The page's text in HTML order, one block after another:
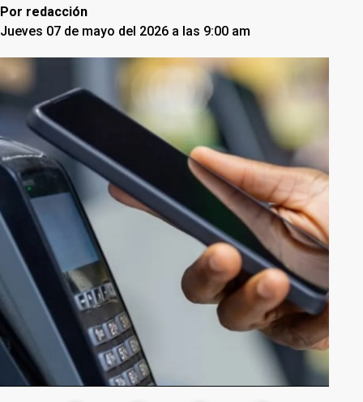
Por redacción
Jueves 07 de mayo del 2026 a las 9:00 am